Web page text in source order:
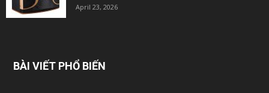
April 23, 2026
BÀI VIẾT PHỔ BIẾN